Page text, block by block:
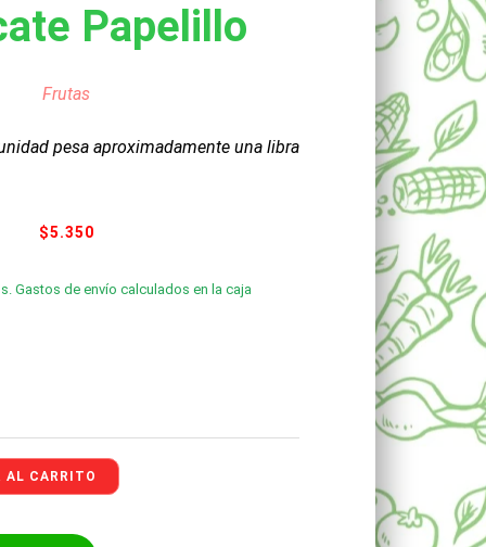
Papelillo
Frutas
pesa aproximadamente una libra
$5.350
Gastos de envío calculados en la caja
AL CARRITO